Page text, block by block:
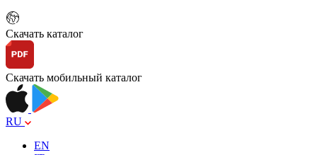
Скачать каталог
Скачать мобильный каталог
RU
EN